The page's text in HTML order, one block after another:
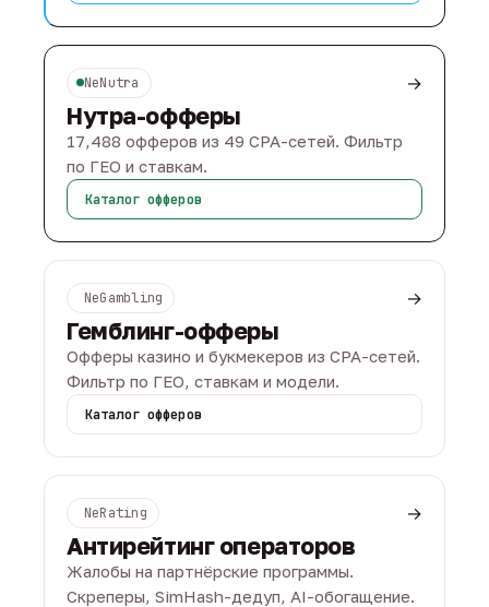
NeNutra →
Нутра-офферы
17,488 офферов из 49 CPA-сетей. Фильтр
по ГЕО и ставкам.
Каталог офферов
NeGambling →
Гемблинг-офферы
Офферы казино и букмекеров из CPA-сетей.
Фильтр по ГЕО, ставкам и модели.
Каталог офферов
NeRating →
Антирейтинг операторов
Жалобы на партнёрские программы.
Скреперы, SimHash-дедуп, AI-обогащение.